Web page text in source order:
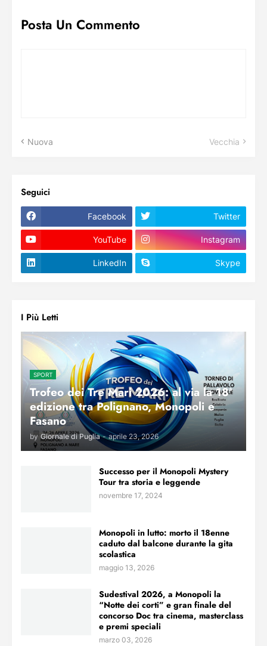
Posta Un Commento
Nuova Vecchia
Seguici
Facebook Twitter
YouTube Instagram
LinkedIn Skype
I Più Letti
SPORT
Trofeo dei Tre Mari 2026: al via la 18ª
edizione tra Polignano, Monopoli e
Fasano
by Giornale di Puglia - aprile 23, 2026
Successo per il Monopoli Mystery
Tour tra storia e leggende
novembre 17, 2024
Monopoli in lutto: morto il 18enne
caduto dal balcone durante la gita
scolastica
maggio 13, 2026
Sudestival 2026, a Monopoli la
“Notte dei corti” e gran finale del
concorso Doc tra cinema, masterclass
e premi speciali
marzo 03, 2026